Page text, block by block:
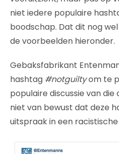
niet iedere populaire
boodschap. Dat dit nog
de voorbeelden hieronder.
Gebaksfabrikant
hashtag #notguiltyom te
populaire discussie van die
niet van bewust dat deze
uitspraak in een